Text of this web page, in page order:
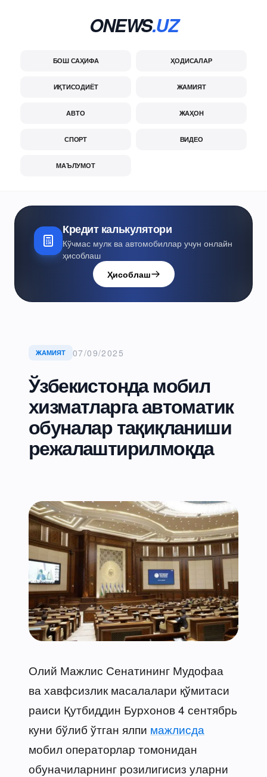
ONEWS.UZ
БОШ САҲИФА ҲОДИСАЛАР
ИҚТИСОДИЁТ ЖАМИЯТ
АВТО ЖАҲОН
СПОРТ ВИДЕО
МАЪЛУМОТ
Кредит калькулятори
Кўчмас мулк ва автомобиллар учун онлайн
ҳисоблаш
Ҳисоблаш
ЖАМИЯТ 07/09/2025
Ўзбекистонда мобил
хизматларга автоматик
обуналар тақиқланиши
режалаштирилмоқда
Олий Мажлис Сенатининг Мудофаа
ва хавфсизлик масалалари қўмитаси
раиси Қутбиддин Бурхонов 4 сентябрь
куни бўлиб ўтган ялпи мажлисда
мобил операторлар томонидан
обуначиларнинг розилигисиз уларни